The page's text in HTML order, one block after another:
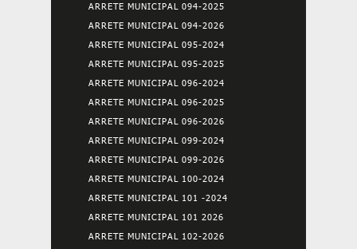
ARRETE MUNICIPAL 094-2025
ARRETE MUNICIPAL 094-2026
ARRETE MUNICIPAL 095-2024
ARRETE MUNICIPAL 095-2025
ARRETE MUNICIPAL 096-2024
ARRETE MUNICIPAL 096-2025
ARRETE MUNICIPAL 096-2026
ARRETE MUNICIPAL 099-2024
ARRETE MUNICIPAL 099-2026
ARRETE MUNICIPAL 100-2024
ARRETE MUNICIPAL 101 -2024
ARRETE MUNICIPAL 101 2026
ARRETE MUNICIPAL 102-2026